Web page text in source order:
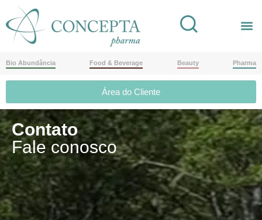
Bio Abundância Food & Beverage Beauty Pharma
Área do Cliente
Contato
Fale conosco